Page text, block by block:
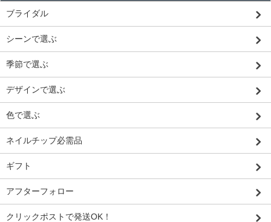
ブライダル
シーンで選ぶ
季節で選ぶ
デザインで選ぶ
色で選ぶ
ネイルチップ必需品
ギフト
アフターフォロー
クリックポストで発送OK！